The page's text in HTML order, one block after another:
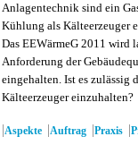
Anlagentechnik sind ein
Kühlung als Kälteerzeuger
Das EEWärmeG 2011 wird
Anforderung der
eingehalten. Ist es zulässig
Kälteerzeuger einzuhalten?
|Aspekte |Auftrag |Praxis |